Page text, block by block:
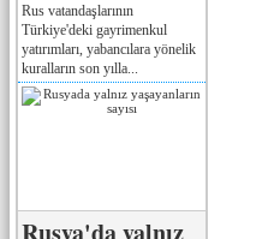
Rus vatandaşlarının
Türkiye'deki gayrimenkul
yatırımları, yabancılara yönelik
kuralların son yılla...
Rusya'da yalnız